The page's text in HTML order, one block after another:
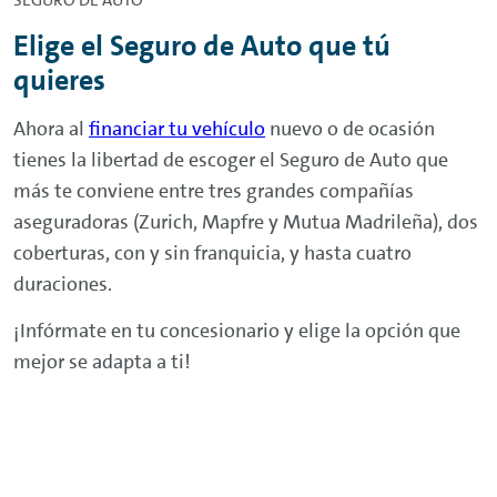
su caso, le pudiera corresponder al
prestatario, hasta la cantidad que quede
pendiente del préstamo en el momento del
siniestro.
Elige el Seguro de Auto que tú
quieres
Ahora al financiar tu vehículo nuevo o de ocasión
tienes la libertad de escoger el Seguro de Auto que
más te conviene entre tres grandes compañías
aseguradoras (Zurich, Mapfre y Mutua Madrileña), dos
coberturas, con y sin franquicia, y hasta cuatro
duraciones.
¡Infórmate en tu concesionario y elige la opción que
mejor se adapta a ti!